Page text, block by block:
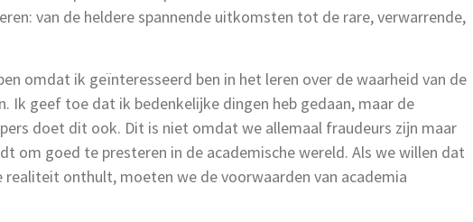
van de heldere spannende uitkomsten tot de rare, verwarrende,
omdat ik geïnteresseerd ben in het leren over de waarheid van de
Ik geef toe dat ik bedenkelijke dingen heb gedaan, maar de
doet dit ook. Dit is niet omdat we allemaal fraudeurs zijn maar
om goed te presteren in de academische wereld. Als we willen dat
realiteit onthult, moeten we de voorwaarden van academia